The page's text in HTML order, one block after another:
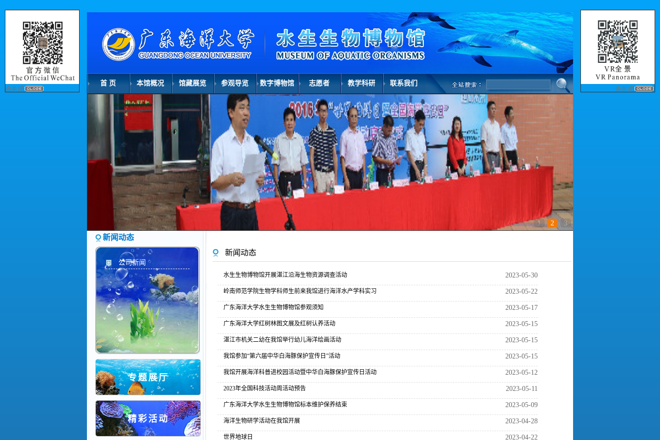
首 页 本馆概况 馆藏展览 参观导览 数字博物馆 志愿者 教学科研 联系我们
1 2 3
新闻动态
公司新闻
专题展厅
精彩活动
新闻动态
水生生物博物馆开展湛江沿海生物资源调查活动 2023-05-30
岭南师范学院生物学科师生前来我馆进行海洋水产学科实习 2023-05-22
广东海洋大学水生生物博物馆参观须知 2023-05-17
广东海洋大学红树林图文展及红树认养活动 2023-05-15
湛江市机关二幼在我馆举行幼儿海洋绘画活动 2023-05-15
我馆参加“第六届中华白海豚保护宣传日”活动 2023-05-15
我馆开展海洋科普进校园活动暨中华白海豚保护宣传日活动 2023-05-12
2023年全国科技活动周活动预告 2023-05-11
广东海洋大学水生生物博物馆标本维护保养结束 2023-05-09
海洋生物研学活动在我馆开展 2023-04-28
世界地球日 2023-04-22